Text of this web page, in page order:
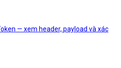
— xem header, payload và xác